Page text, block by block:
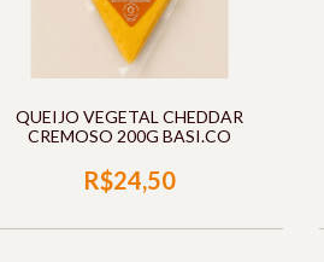
QUEIJO VEGETAL CHEDDAR
CREMOSO 200G BASI.CO
R$24,50